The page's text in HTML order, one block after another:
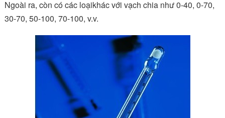
Ngoài ra, còn có các loạikhác với vạch chia như 0-40, 0-70,
30-70, 50-100, 70-100, v.v.